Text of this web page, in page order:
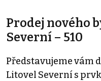
Prodej nového
Severní – 510
Představujeme vám
Litovel Severní s